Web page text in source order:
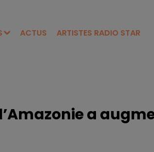
ACTUS ARTISTES RADIO STAR
a